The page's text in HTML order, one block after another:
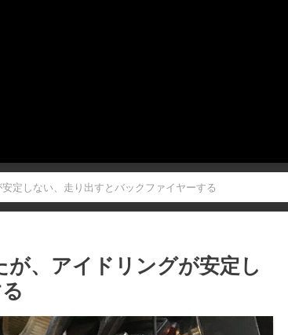
定しない、走り出すとバックファイヤーする
、アイドリングが安定し